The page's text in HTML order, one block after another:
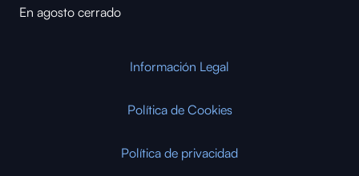
En agosto cerrado
Información Legal
Política de Cookies
Política de privacidad